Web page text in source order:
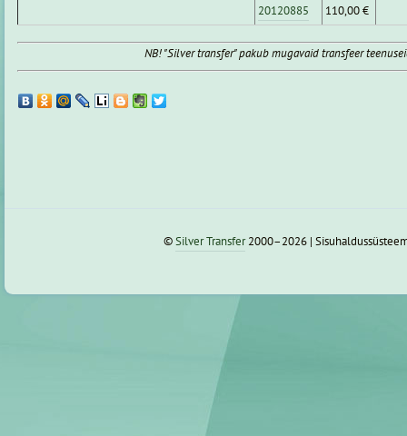
20120885
110,00 €
NB! "Silver transfer" pakub mugavaid transfeer
©Silver Transfer2000–2026 |